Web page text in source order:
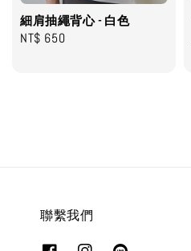
細肩抽繩背心 - 白色
Regular
NT$ 650
聯繫我們